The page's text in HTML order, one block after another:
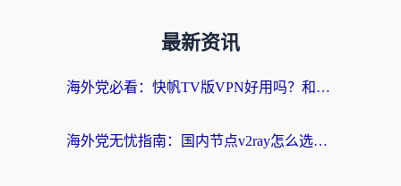
最新资讯
海外党必看：快帆TV版VPN好用吗？和快游VPN对比哪个回国效果更好？附实用避坑指南
海外党无忧指南：国内节点v2ray怎么选？一键回国VPN+多场景实测帮你避坑